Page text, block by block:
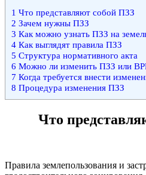
1 Что представляют собой ПЗЗ
2 Зачем нужны ПЗЗ
3 Как можно узнать ПЗЗ на
4 Как выглядят правила ПЗЗ
5 Структура нормативного акта
6 Можно ли изменить ПЗЗ или
7 Когда требуется внести
8 Процедура изменения ПЗЗ
Что
Правила землепользования и